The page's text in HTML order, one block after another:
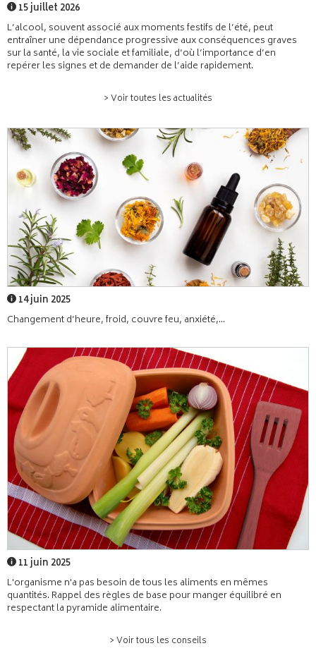
15 juillet 2026
L’alcool, souvent associé aux moments festifs de l’été, peut
entraîner une dépendance progressive aux conséquences graves
sur la santé, la vie sociale et familiale, d’où l’importance d’en
repérer les signes et de demander de l’aide rapidement.
> Voir toutes les actualités
14 juin 2025
Changement d’heure, froid, couvre feu, anxiété,...
11 juin 2025
L'organisme n'a pas besoin de tous les aliments en mêmes
quantités. Rappel des règles de base pour manger équilibré en
respectant la pyramide alimentaire.
> Voir tous les conseils